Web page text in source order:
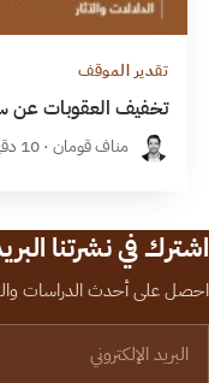
تقدير الموقف
تخفيف العقوبات عن
مناف قومان · 10 دقيقة
اشترك في نشرتنا
احصل على أحدث الدراسات